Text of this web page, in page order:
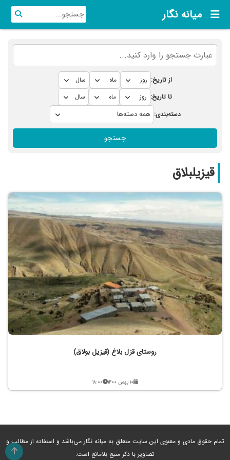
میانه نگار
از تاریخ:
تا تاریخ:
دسته‌بندی:
جستجو
قیزیلبلاق
روستای قزل بلاغ (قیزیل بولاق)
۱۰ بهمن ۱۴۰۰ ۱۸:۰۰
تمام حقوق مادی و معنوی این سایت متعلق به میانه نگار می‌باشد و استفاده از مطالب و
تصاویر با ذکر منبع بلامانع است.